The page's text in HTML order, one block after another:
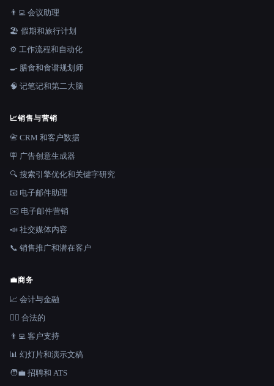
👨‍💻 会议助理
🏖 假期和旅行计划
⚙️ 工作流程和自动化
🍳 膳食和食谱规划师
🧠 记笔记和第二大脑
📈销售与营销
📇 CRM 和客户数据
🪧 广告创意生成器
🔍 搜索引擎优化和关键字研究
📧 电子邮件助理
✉️ 电子邮件营销
📣 社交媒体内容
📞 销售推广和潜在客户
💼商务
📈 会计与金融
👩‍⚖️ 合法的
👨‍💻 客户支持
📊 幻灯片和演示文稿
🧑‍💼 招聘和 ATS